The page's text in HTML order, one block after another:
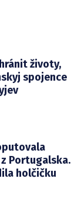
životy,
spojence
Portugalska.
holčičku